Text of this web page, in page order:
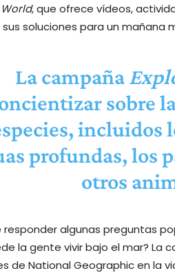
, que ofrece vídeos,
soluciones para un mañana
La campaña
sobre
incluidos
profundas, los
otros
algunas preguntas
la gente vivir bajo el mar? La
de National Geographic en la